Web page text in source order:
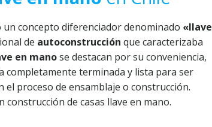
un concepto diferenciador denominado «llave
de autoconstrucción que caracterizaba
en manose destacan por su conveniencia,
completamente terminada y lista para ser
proceso de ensamblaje o construcción.
construcción de casas llave en mano.